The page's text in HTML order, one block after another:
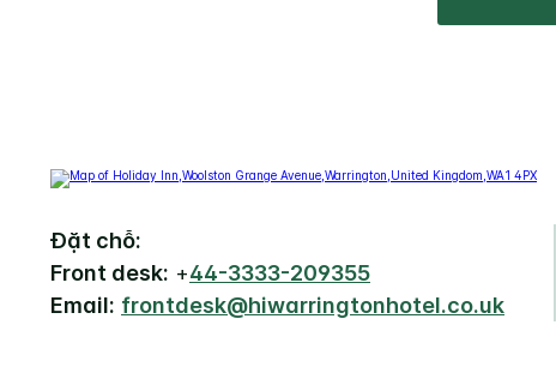
Đặt chỗ:
Front desk: +44-3333-209355
Email: frontdesk@hiwarringtonhotel.co.uk